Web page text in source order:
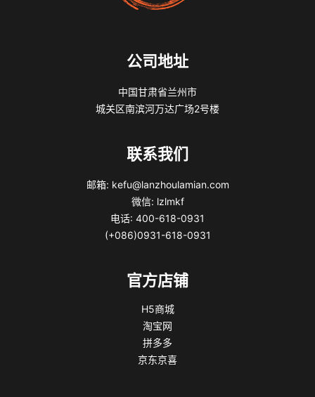
公司地址
中国甘肃省兰州市
城关区南滨河万达广场2号楼
联系我们
邮箱: kefu@lanzhoulamian.com
微信: lzlmkf
电话: 400-618-0931
(+086)0931-618-0931
官方店铺
H5商城
淘宝网
拼多多
京东京喜